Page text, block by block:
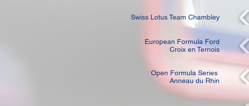
Swiss Lotus Team Chambley
European Formula Ford
Croix en Ternois
Open Formula Series
Anneau du Rhin